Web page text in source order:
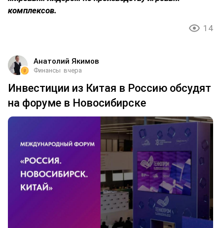
комплексов.
14
Анатолий Якимов
Финансы вчера
Инвестиции из Китая в Россию обсудят
на форуме в Новосибирске